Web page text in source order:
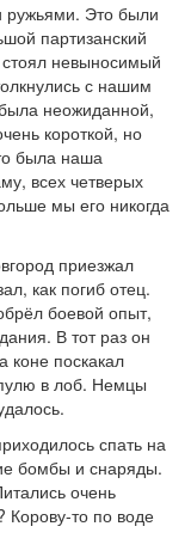
ружьями. Это были
партизанский
невыносимый
с нашим
неожиданной,
короткой, но
была наша
всех четверых
мы его никогда
приезжал
как погиб отец.
боевой опыт,
В тот раз он
коне поскакал
в лоб. Немцы
спать на
бомбы и снаряды.
очень
Корову-то по воде